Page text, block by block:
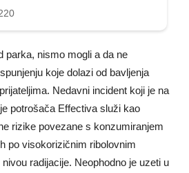
parka, nismo mogli a da ne
koje dolazi od bavljenja
Nedavni incident koji je na
potrošača Effectiva služi kao
rizike povezane s konzumiranjem
po visokorizičnim ribolovnim
radijacije. Neophodno je uzeti u